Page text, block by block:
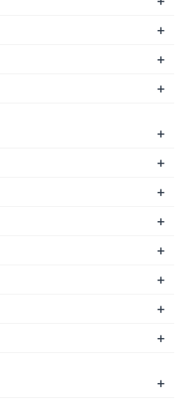
+
+
+
+
+
+
+
+
+
+
+
+